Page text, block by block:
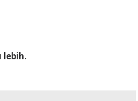
lebih.